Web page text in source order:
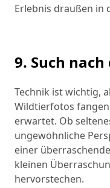
Erlebnis draußen in
9. Such
Technik ist wichtig,
Wildtierfotos
erwartet. Ob
ungewöhnliche
einer
kleinen
hervorstechen.